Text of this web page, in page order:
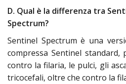
D. Qual è la differenza tra
Spectrum?
Sentinel Spectrum è una
compressa Sentinel
contro la filaria, le pulci, gli
tricocefali, oltre che contro la